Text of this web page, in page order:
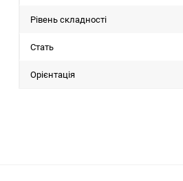
Рівень складності
Стать
Орієнтація